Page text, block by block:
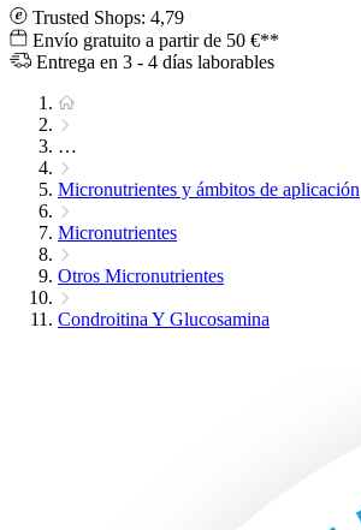
Trusted Shops: 4,79
Envío gratuito a partir de 50 €**
Entrega en 3 - 4 días laborables
…
Micronutrientes y ámbitos de aplicación
Micronutrientes
Otros Micronutrientes
Condroitina Y Glucosamina